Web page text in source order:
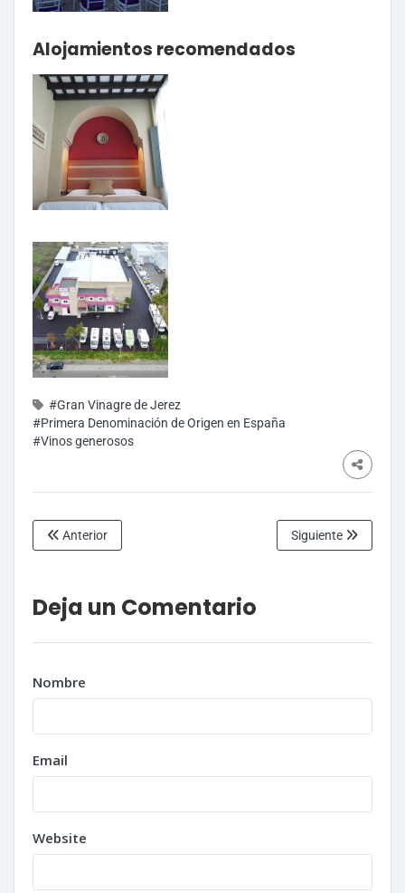
Alojamientos recomendados
#Gran Vinagre de Jerez
#Primera Denominación de Origen en España
#Vinos generosos
Anterior Siguiente
Deja un Comentario
Nombre
Email
Website